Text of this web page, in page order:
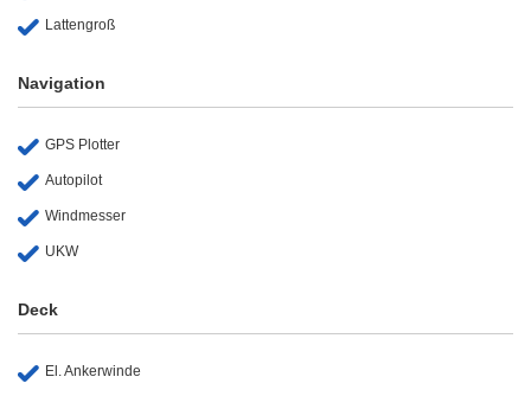
Lattengroß
Navigation
GPS Plotter
Autopilot
Windmesser
UKW
Deck
El. Ankerwinde